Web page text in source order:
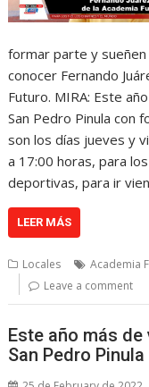
formar parte y
conocer Fernando
Futuro. MIRA: Este
San Pedro Pinula con
son los días jueves y
a 17:00 horas, para
deportivas, para ir
LEER MÁS
Locales Academia
Leave a comment
Este año más
San Pedro